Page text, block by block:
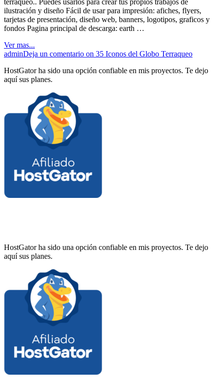
terraqueo.. Puedes usarlos para crear tus propios trabajos de
ilustración y diseño Fácil de usar para impresión: afiches, flyers,
tarjetas de presentación, diseño web, banners, logotipos, graficos y
fondos Pagina principal de descarga: earth …
Ver mas...
adminDeja un comentario on 35 Iconos del Globo Terraqueo
HostGator ha sido una opción confiable en mis proyectos. Te dejo
aquí sus planes.
HostGator ha sido una opción confiable en mis proyectos. Te dejo
aquí sus planes.